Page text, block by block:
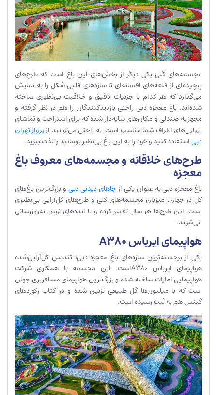
مجسمه‌های گلی یکی دیگر از بخش‌های این باغ است که طرح‌های
پیچیده‌ای از قلعه‌های افسانه‌ای تا سازه‌های قلبی شکل را به نمایش
می‌گذارد که هر کدام با جزئیات دقیق و خلاقیت بی‌نظیری ساخته
شده‌اند. باغ معجزه دبی راحتی بازدید‌کنندگان را هم در نظر گرفته و
مجهز به صندلی و مکان‌های سایه‌دار شده که برای استراحت و تماشای
زیبایی‌های اطراف شما مناسب است. به راحتی می‌توانید ازپرواز تهران
دبیاستفاده کنید و خود را به این باغ بی‌نظیر برسانید و لذت ببرید.
طرح‌های خلاقانه و مجسمه‌های معروف باغ
معجزه
باغ معجزه دبی به عنوان یکی از جاهای دیدنی دبی و بزرگ‌ترین باغ‌های
گل در جهان، میزبان مجسمه‌های گلی و طرح‌های گل‌آرایی بی‌نظیری
است. این طرح‌ها هر سال تغییر کرده و با ایده‌های نوین به‌روزرسانی
می‌شوند.
هواپیمای ایرباس A380
یکی از برجسته‌ترین سازه‌های باغ معجزه دبی، تندیس گل‌آرایی‌شده
هواپیمای ایرباس A380است. این مجسمه با همکاری شرکت
هواپیمایی امارات ساخته شده و بزرگ‌ترین هواپیمای مسافربری جهان
است که با میلیون‌ها گل طبیعی تزئین شده و در کتاب رکوردهای
گینس هم به ثبت رسیده است.